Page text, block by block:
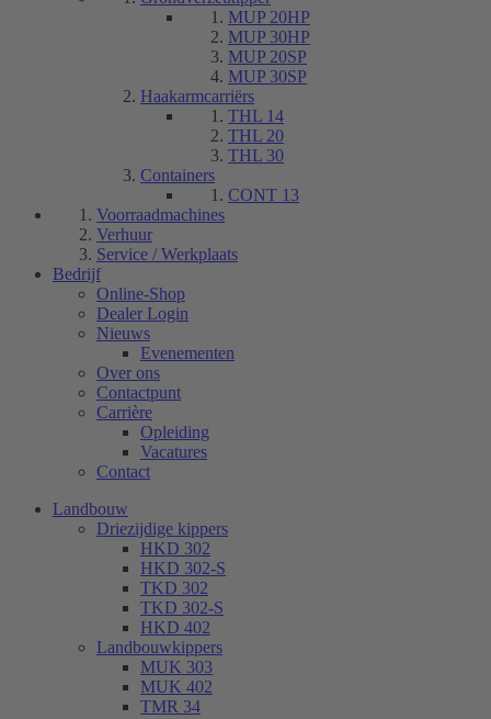
MUP 20HP
MUP 30HP
MUP 20SP
MUP 30SP
Haakarmcarriërs
THL 14
THL 20
THL 30
Containers
CONT 13
Voorraadmachines
Verhuur
Service / Werkplaats
Bedrijf
Online-Shop
Dealer Login
Nieuws
Evenementen
Over ons
Contactpunt
Carrière
Opleiding
Vacatures
Contact
Landbouw
Driezijdige kippers
HKD 302
HKD 302-S
TKD 302
TKD 302-S
HKD 402
Landbouwkippers
MUK 303
MUK 402
TMR 34